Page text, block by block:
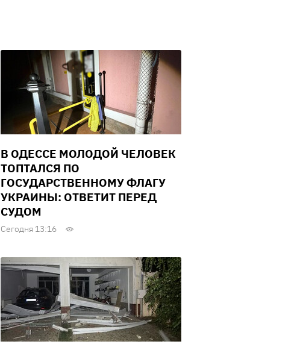
В ОДЕССЕ МОЛОДОЙ ЧЕЛОВЕК
ТОПТАЛСЯ ПО
ГОСУДАРСТВЕННОМУ ФЛАГУ
УКРАИНЫ: ОТВЕТИТ ПЕРЕД
СУДОМ
Сегодня 13:16